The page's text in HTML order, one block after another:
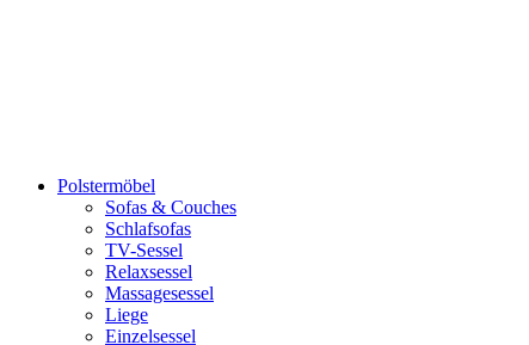
Polstermöbel
Sofas & Couches
Schlafsofas
TV-Sessel
Relaxsessel
Massagesessel
Liege
Einzelsessel